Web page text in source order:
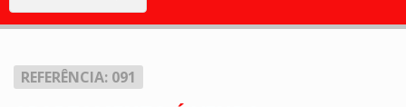
REFERÊNCIA: 091